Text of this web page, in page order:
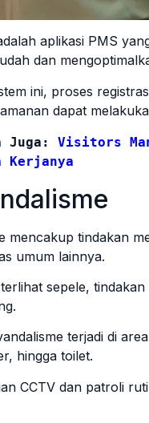
aplikasi PMS
dan
ini, proses
dapat
Juga: Visitors
Kerjanya
mencakup tindakan
umum lainnya.
sepele,
terjadi di
hingga toilet.
CCTV dan patroli